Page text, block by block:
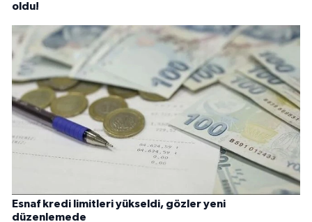
oldu!
Esnaf kredi limitleri yükseldi, gözler yeni
düzenlemede